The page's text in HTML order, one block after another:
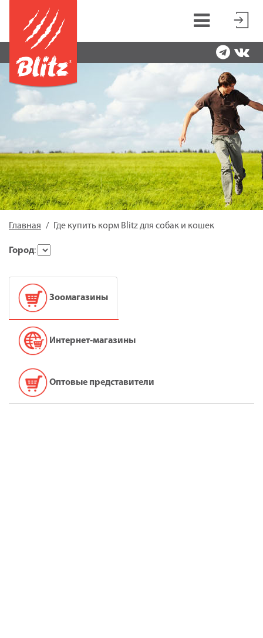
Главная Где купить корм Blitz для собак и кошек
Город:
Зоомагазины
Интернет-магазины
Оптовые представители